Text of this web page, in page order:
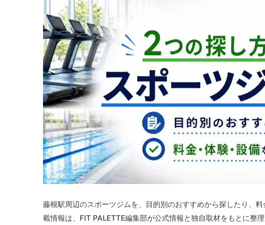
藤根駅周辺のスポーツジムを、目的別のおすすめから探したり、
載情報は、FIT PALETTE編集部が公式情報と独自取材をもとに整理